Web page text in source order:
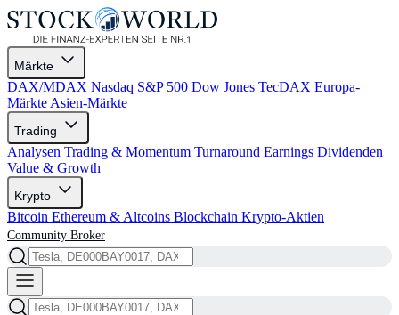
Märkte
DAX/MDAX Nasdaq S&P 500 Dow Jones TecDAX Europa-
Märkte Asien-Märkte
Trading
Analysen Trading & Momentum Turnaround Earnings Dividenden
Value & Growth
Krypto
Bitcoin Ethereum & Altcoins Blockchain Krypto-Aktien
Community Broker